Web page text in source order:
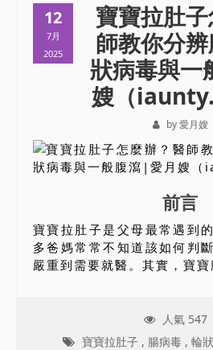
12
7月
2025
寶寶拉肚
師教你分
狀病毒與一
嫂（
by 愛月嫂
前言
寶寶拉肚子是父母最常遇到
多爸媽常常不知道該如何判
嚴重到需要就醫。其實，寶
人氣 547
寶寶拉肚子 , 腸病毒 , 輪